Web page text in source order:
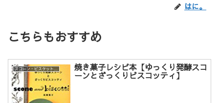
はに。
こちらもおすすめ
焼き菓子レシピ本【ゆっくり発酵スコ
ーンとざっくりビスコッティ】